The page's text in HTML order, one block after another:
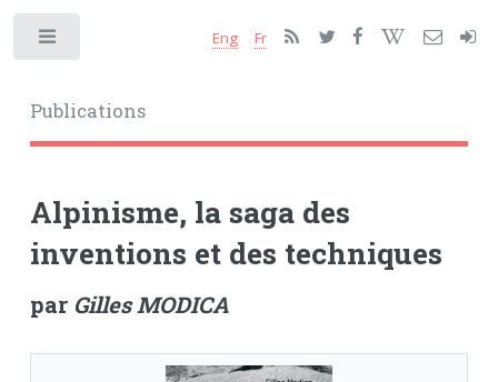
Publications
Eng Fr
Alpinisme, la saga des
inventions et des techniques
par Gilles MODICA